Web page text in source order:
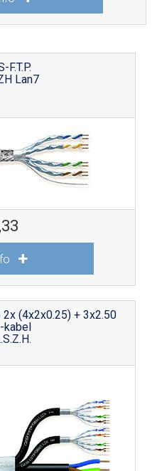
F.T.P.
Lan7
2x (4x2x0.25) + 3x2.50
kabel